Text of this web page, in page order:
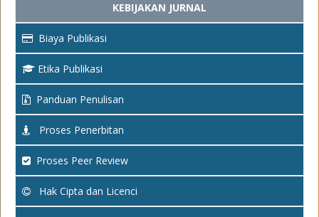
KEBIJAKAN JURNAL
Biaya Publikasi
Etika Publikasi
Panduan Penulisan
Proses Penerbitan
Proses Peer Review
Hak Cipta dan Licenci